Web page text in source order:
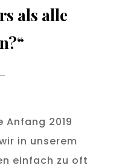
als alle
Anfang 2019
in unserem
einfach zu oft